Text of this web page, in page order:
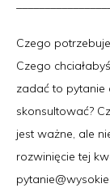
Czego
Czego
zadać to pytanie
skonsultować?
jest ważne, ale
rozwinięcie tej